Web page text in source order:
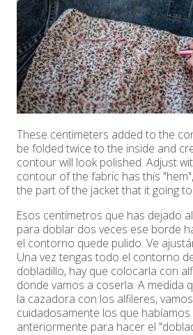
These centimeters added to the
be folded twice to the inside and
contour will look polished. Adjust
contour of the fabric has this
the part of the jacket that it going
Esos centímetros que has dejado
para doblar dos veces ese borde
el contorno quede pulido. Ve
Una vez tengas todo el contorno
dobladillo, hay que colocarla con
donde vamos a coserla. A medida
la cazadora con los alfileres,
cuidadosamente los que
anteriormente para hacer el